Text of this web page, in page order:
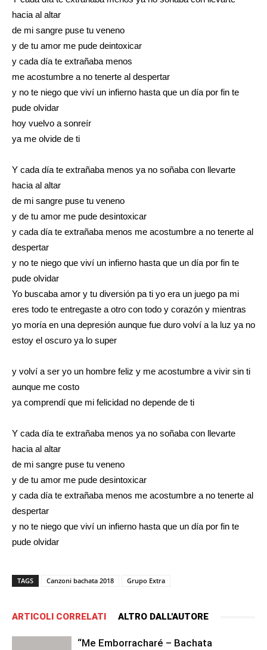
hacia al altar
de mi sangre puse tu veneno
y de tu amor me pude deintoxicar
y cada día te extrañaba menos
me acostumbre a no tenerte al despertar
y no te niego que viví un infierno hasta que un día por fin te
pude olvidar
hoy vuelvo a sonreír
ya me olvide de ti
Y cada día te extrañaba menos ya no soñaba con llevarte
hacia al altar
de mi sangre puse tu veneno
y de tu amor me pude desintoxicar
y cada día te extrañaba menos me acostumbre a no tenerte al
despertar
y no te niego que viví un infierno hasta que un día por fin te
pude olvidar
Yo buscaba amor y tu diversión pa ti yo era un juego pa mi
eres todo te entregaste a otro con todo y corazón y mientras
yo moría en una depresión aunque fue duro volví a la luz ya no
estoy el oscuro ya lo super
y volví a ser yo un hombre feliz y me acostumbre a vivir sin ti
aunque me costo
ya comprendí que mi felicidad no depende de ti
Y cada día te extrañaba menos ya no soñaba con llevarte
hacia al altar
de mi sangre puse tu veneno
y de tu amor me pude desintoxicar
y cada día te extrañaba menos me acostumbre a no tenerte al
despertar
y no te niego que viví un infierno hasta que un día por fin te
pude olvidar
TAGS Canzoni bachata 2018 Grupo Extra
ARTICOLI CORRELATI ALTRO DALL'AUTORE
“Me Emborracharé – Bachata